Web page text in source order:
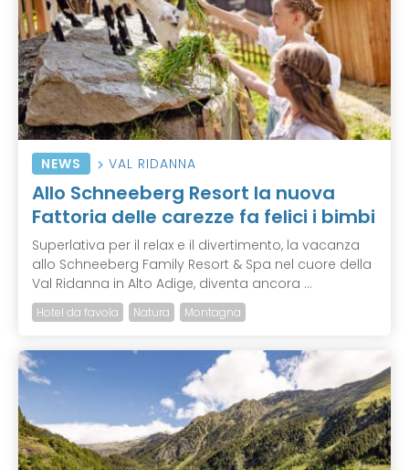
NEWS VAL RIDANNA
Allo Schneeberg Resort la nuova
Fattoria delle carezze fa felici i bimbi
Superlativa per il relax e il divertimento, la vacanza
allo Schneeberg Family Resort & Spa nel cuore della
Val Ridanna in Alto Adige, diventa ancora ...
Hotel da favola Natura Montagna